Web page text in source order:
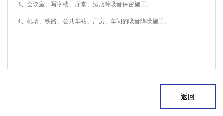
3、 会议室、写字楼、厅堂、酒店等吸音保密施工。
4、 机场、铁路、公共车站、厂房、车间的吸音降噪施工。
返回